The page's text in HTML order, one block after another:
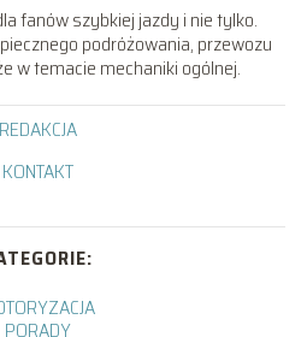
fanów szybkiej jazdy i nie tylko.
podróżowania, przewozu
w temacie mechaniki ogólnej.
REDAKCJA
KONTAKT
PORADY